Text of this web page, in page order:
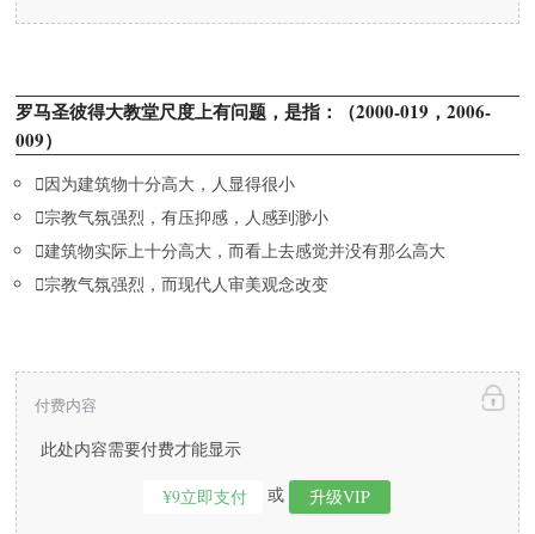
罗马圣彼得大教堂尺度上有问题，是指：（2000-019，2006-
009）
因为建筑物十分高大，人显得很小
宗教气氛强烈，有压抑感，人感到渺小
建筑物实际上十分高大，而看上去感觉并没有那么高大
宗教气氛强烈，而现代人审美观念改变
此处内容需要付费才能显示
¥9立即支付 或 升级VIP
付费内容